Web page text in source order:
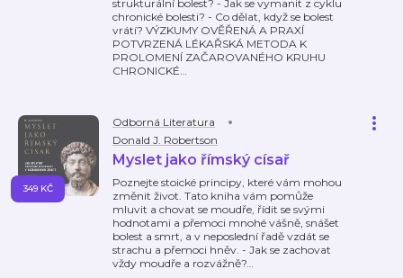
strukturální bolest? - Jak se vymanit z cyklu
chronické bolesti? - Co dělat, když se bolest
vrátí? VÝZKUMY OVĚŘENÁ A PRAXÍ
POTVRZENÁ LÉKAŘSKÁ METODA K
PROLOMENÍ ZAČAROVANÉHO KRUHU
CHRONICKÉ…
Odborná Literatura
Donald J. Robertson
Myslet jako římský císař
Poznejte stoické principy, které vám mohou
změnit život. Tato kniha vám pomůže
mluvit a chovat se moudře, řídit se svými
hodnotami a přemoci mnohé vášně, snášet
bolest a smrt, a v neposlední řadě vzdát se
strachu a přemoci hněv. - Jak se zachovat
vždy moudře a rozvážně?…
349 KČ